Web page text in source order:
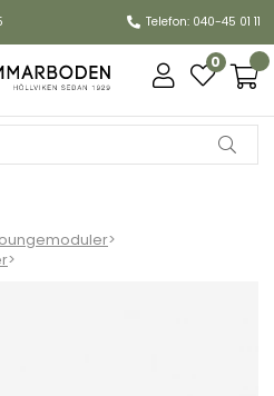
Telefon: 040-45 01 11
0
>
>